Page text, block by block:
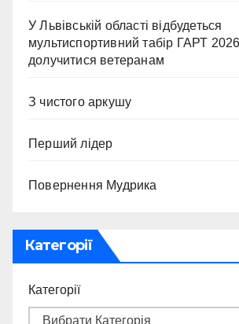
У Львівській області відбудеться
мультиспортивний табір ГАРТ
долучитися ветеранам
З чистого аркушу
Перший лідер
Повернення Мудрика
Категорії
Категорії